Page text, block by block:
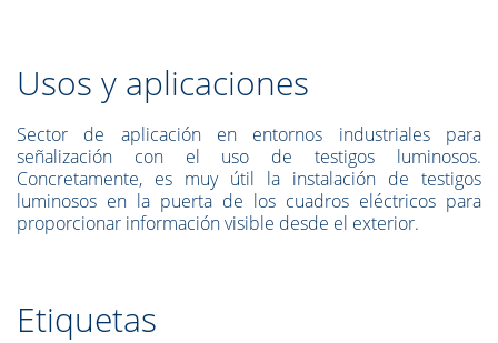
Usos y aplicaciones
Sector de aplicación en entornos industriales para
señalización con el uso de testigos luminosos.
Concretamente, es muy útil la instalación de testigos
luminosos en la puerta de los cuadros eléctricos para
proporcionar información visible desde el exterior.
Etiquetas